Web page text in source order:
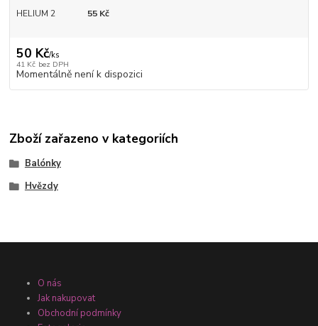
HELIUM 2
55 Kč
50 Kč/ks
41 Kč bez DPH
Momentálně není k dispozici
Zboží zařazeno v kategoriích
Balónky
Hvězdy
O nás
Jak nakupovat
Obchodní podmínky